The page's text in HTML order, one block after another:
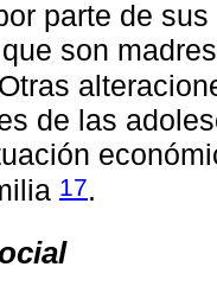
parte de
son
de las
17.